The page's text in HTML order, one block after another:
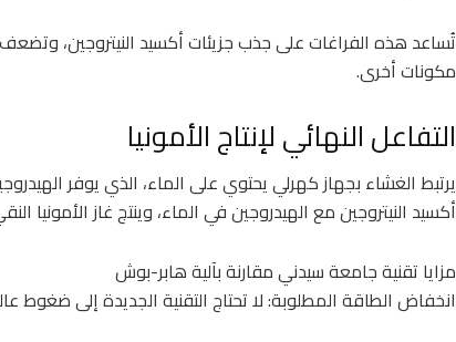
تُساعد هذه الفراغات على جذب جزيئات أكسيد النيتروجين،
مكونات أخرى.
التفاعل النهائي لإنتاج الأمونيا
يرتبط الغشاء بجهاز كهرلي يحتوي على الماء، الذي يوفر
أكسيد النيتروجين مع الهيدروجين في الماء، وينتج غاز الأمونيا
مزايا تقنية جامعة سيدني مقارنة بآلية هابر-بوش
انخفاض الطاقة المطلوبة: لا تحتاج التقنية الجديدة إلى